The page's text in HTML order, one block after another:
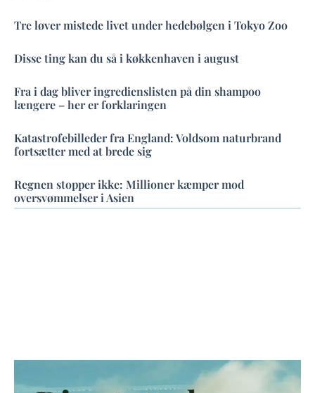
Tre løver mistede livet under hedebølgen i Tokyo Zoo
Disse ting kan du så i køkkenhaven i august
Fra i dag bliver ingredienslisten på din shampoo
længere – her er forklaringen
Katastrofebilleder fra England: Voldsom naturbrand
fortsætter med at brede sig
Regnen stopper ikke: Millioner kæmper mod
oversvømmelser i Asien